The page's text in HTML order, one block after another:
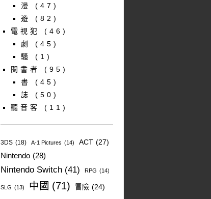
漫
(47)
遊
(82)
電視犯
(46)
劇
(45)
騷
(1)
閱書者
(95)
書
(45)
誌
(50)
聽音客
(11)
3DS (18) A-1 Pictures (14) ACT (27)
Nintendo (28)
Nintendo Switch (41) RPG (14)
SLG (13) 中國 (71) 冒險 (24)